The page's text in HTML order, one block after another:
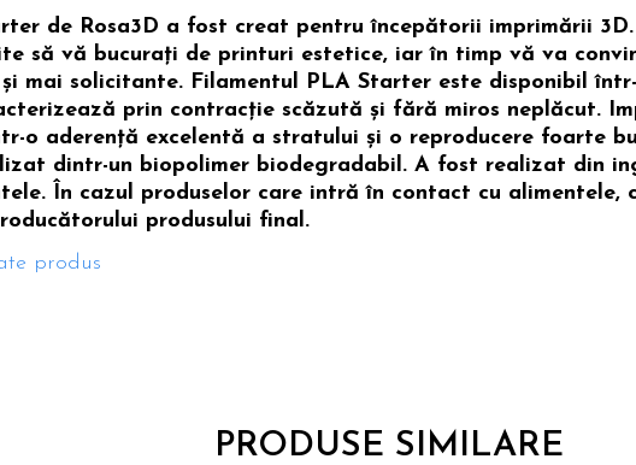
de Rosa3D a fost creat pentru începătorii imprimării
să vă bucurați de printuri estetice, iar în timp vă va
mai solicitante. Filamentul PLA Starter este disponibil
prin contracție scăzută și fără miros neplăcut.
o aderență excelentă a stratului și o reproducere foarte
dintr-un biopolimer biodegradabil. A fost realizat din
În cazul produselor care intră în contact cu alimentele,
produsului final.
produs
PRODUSE SIMILARE